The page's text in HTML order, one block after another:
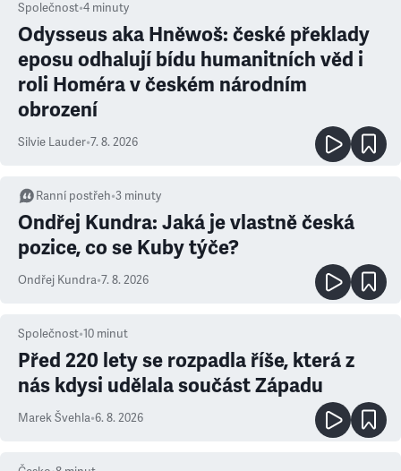
Společnost•4 minuty
Odysseus aka Hněwoš: české překlady
eposu odhalují bídu humanitních věd i
roli Homéra v českém národním
obrození
Silvie Lauder•7. 8. 2026
Ranní postřeh•3 minuty
Ondřej Kundra: Jaká je vlastně česká
pozice, co se Kuby týče?
Ondřej Kundra•7. 8. 2026
Společnost•10 minut
Před 220 lety se rozpadla říše, která z
nás kdysi udělala součást Západu
Marek Švehla•6. 8. 2026